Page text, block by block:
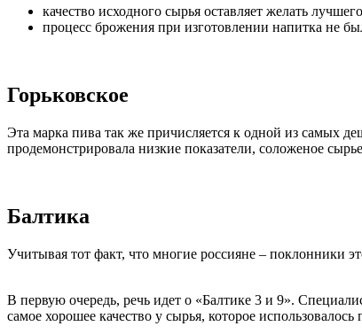
качество исходного сырья оставляет желать
процесс брожения при изготовлении напитка не
Горьковское
Эта марка пива так же причисляется к одной из самых
продемонстрировала низкие показатели, соложеное
Балтика
Учитывая тот факт, что многие россияне – поклонники
В первую очередь, речь идет о «Балтике 3 и 9».
самое хорошее качество у сырья, которое